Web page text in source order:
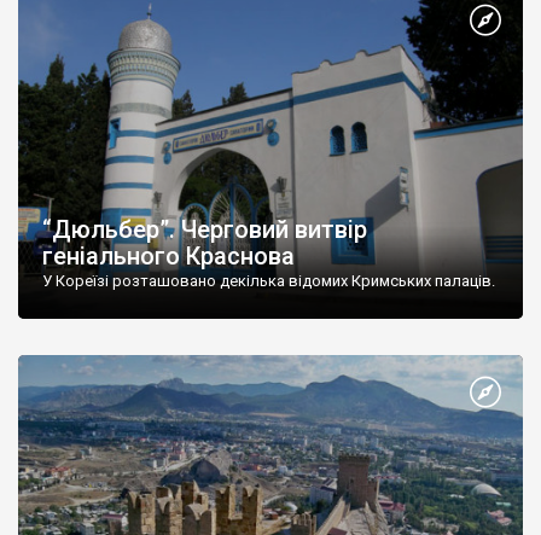
“Дюльбер”. Черговий витвір
геніального Краснова
У Кореїзі розташовано декілька відомих Кримських палаців.